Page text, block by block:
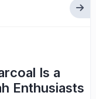
Is a
Enthusiasts